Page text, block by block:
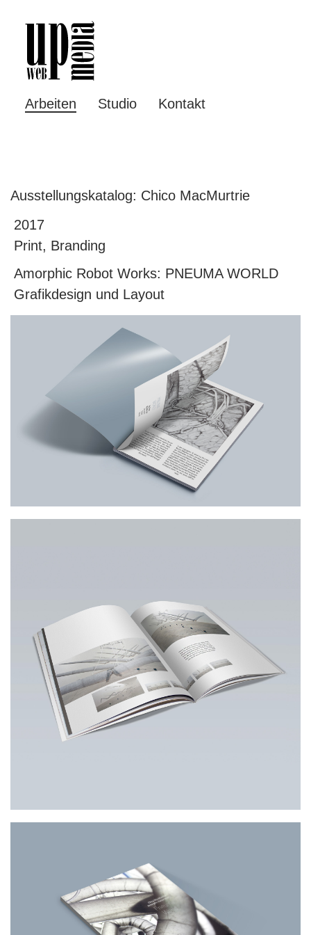
Arbeiten Studio Kontakt
Ausstellungskatalog: Chico MacMurtrie
2017
Print, Branding
Amorphic Robot Works: PNEUMA WORLD
Grafikdesign und Layout